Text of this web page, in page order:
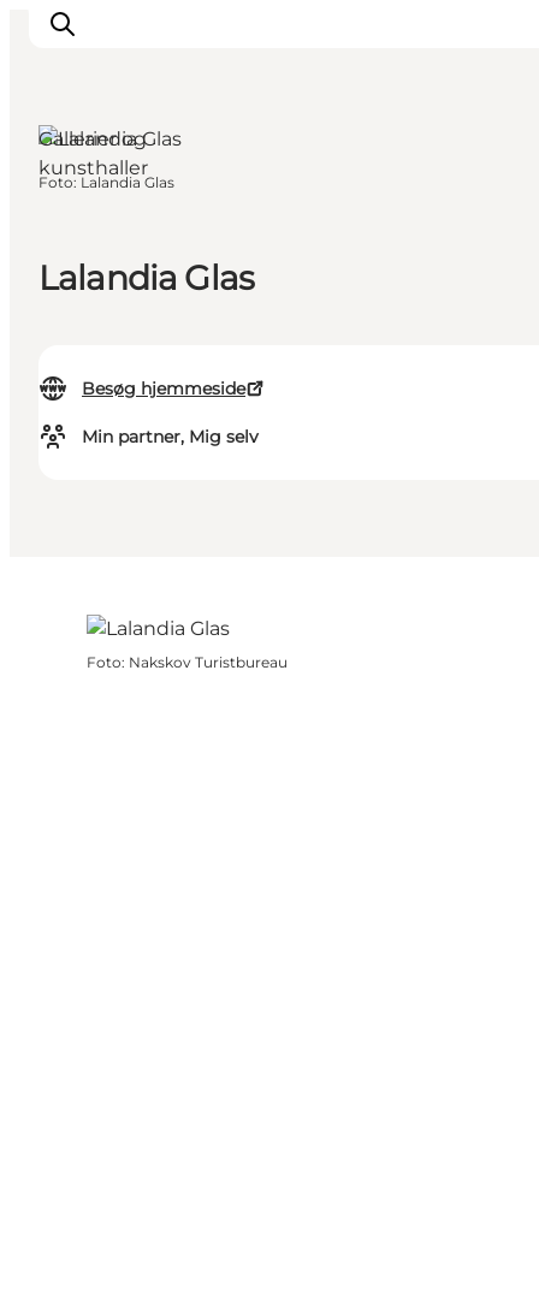
For børn
Planlæg din ferie
Lalandia Glas
Besøg hjemmeside
Min partner, Mig selv
Gallerier og
kunsthaller
Foto: Lalandia Glas
Foto: Nakskov Turistbureau